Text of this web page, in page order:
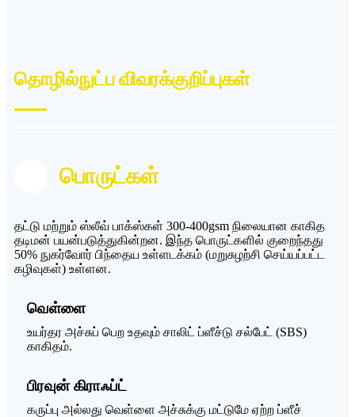
தொழில்நுட்ப விவரக்குறிப்புகள்
பொருட்கள்
தட்டு மற்றும் ஸ்லீவ் பாக்ஸ்கள் 300-400gsm நிலையான காகித
தடிமன் பயன்படுத்துகின்றன. இந்த பொருட்களில் குறைந்தது
50% நுகர்வோர் பிந்தைய உள்ளடக்கம் (மறுசுழற்சி செய்யப்பட்ட
கழிவுகள்) உள்ளன.
வெள்ளை
உயர்தர அச்சுப் பெற உதவும் சாலிட் ப்ளீச்டு சல்பேட் (SBS)
காகிதம்.
பிரவுன் கிராஃப்ட்
கருப்பு அல்லது வெள்ளை அச்சுக்கு மட்டுமே ஏற்ற ப்ளீச்